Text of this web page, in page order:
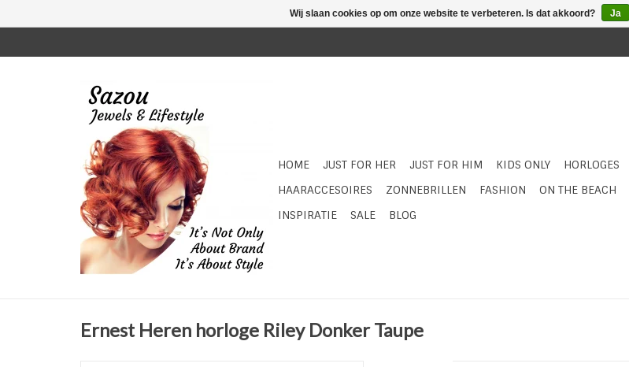
HOME JUST FOR HER JUST FOR HIM KIDS ONLY HORLOGES
HAARACCESOIRES
ZONNEBRILLEN FASHION ON THE BEACH
INSPIRATIE
SALE BLOG
Ernest Heren horloge Riley Donker Taupe
Wij slaan cookies op om onze website te verbeteren. Is dat akkoord? Ja